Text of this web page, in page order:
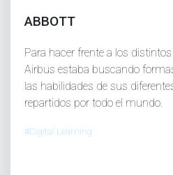
ABBOTT
Para hacer frente a los
Airbus estaba buscando
las habilidades de sus
repartidos por todo el mundo.
#Digital Learning